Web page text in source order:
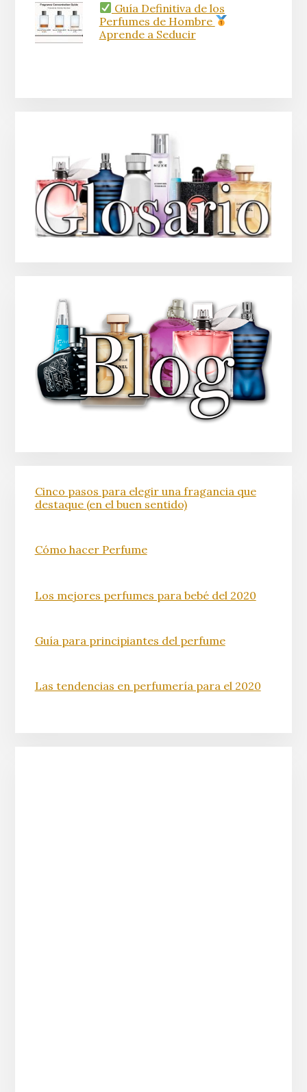
Guía Definitiva de los
Perfumes de Hombre
Aprende a Seducir
Cinco pasos para elegir una fragancia que
destaque (en el buen sentido)
Cómo hacer Perfume
Los mejores perfumes para bebé del 2020
Guía para principiantes del perfume
Las tendencias en perfumería para el 2020